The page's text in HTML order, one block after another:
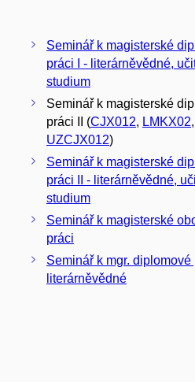
Seminář k magisterské
práci I - literárněvědné,
studium
Seminář k magisterské
práci II (CJX012, LMKX02,
UZCJX012)
Seminář k magisterské
práci II - literárněvědné,
studium
Seminář k magisterské
práci
Seminář k mgr. diplomové
literárněvědné